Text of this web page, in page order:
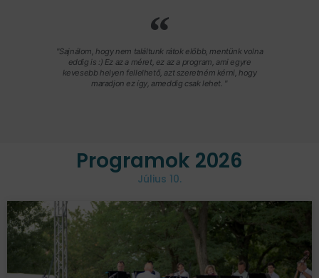
"Sajnálom, hogy nem találtunk rátok előbb, mentünk volna
eddig is :) Ez az a méret, ez az a program, ami egyre
kevesebb helyen fellelhető, azt szeretném kérni, hogy
maradjon ez így, ameddig csak lehet. "
Programok 2026
Július 10.